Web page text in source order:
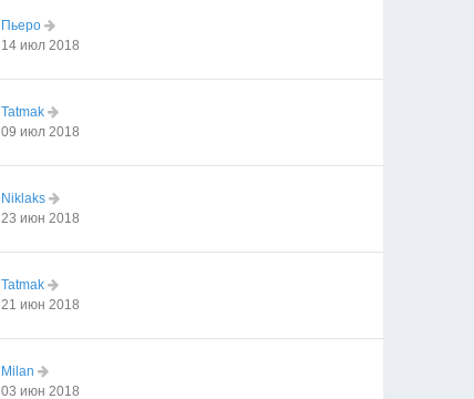
Пьеро
14 июл 2018
Tatmak
09 июл 2018
Niklaks
23 июн 2018
Tatmak
21 июн 2018
Milan
03 июн 2018